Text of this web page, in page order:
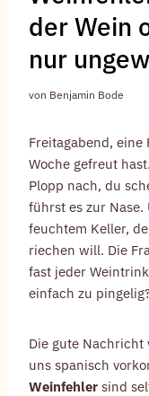
der Wein
nur
von Benjamin Bode
Freitagabend, eine
Woche gefreut
Plopp nach, du
führst es zur
feuchtem Keller,
riechen will. Die
fast jeder
einfach zu
Die gute Nachricht
uns spanisch
Weinfehler sind